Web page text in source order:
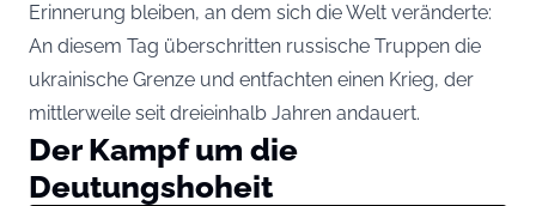
Erinnerung bleiben, an dem sich die Welt veränderte:
An diesem Tag überschritten russische Truppen die
ukrainische Grenze und entfachten einen Krieg, der
mittlerweile seit dreieinhalb Jahren andauert.
Der Kampf um die
Deutungshoheit